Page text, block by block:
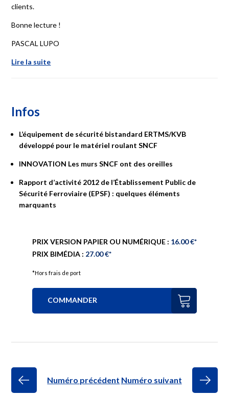
clients.
Bonne lecture !
PASCAL LUPO
Lire la suite
Infos
L’équipement de sécurité bistandard ERTMS/KVB
développé pour le matériel roulant SNCF
INNOVATION Les murs SNCF ont des oreilles
Rapport d’activité 2012 de l’Établissement Public de
Sécurité Ferroviaire (EPSF) : quelques éléments
marquants
PRIX VERSION PAPIER OU NUMÉRIQUE : 16.00 €*
PRIX BIMÉDIA : 27.00 €*
*Hors frais de port
COMMANDER
Numéro précédent Numéro suivant